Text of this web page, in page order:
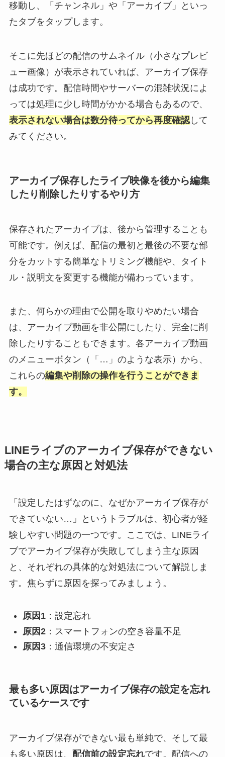
移動し、「チャンネル」や「アーカイブ」といっ
たタブをタップします。
そこに先ほどの配信のサムネイル（小さなプレビ
ュー画像）が表示されていれば、アーカイブ保存
は成功です。配信時間やサーバーの混雑状況によ
っては処理に少し時間がかかる場合もあるので、
表示されない場合は数分待ってから再度確認して
みてください。
アーカイブ保存したライブ映像を後から編集
したり削除したりするやり方
保存されたアーカイブは、後から管理することも
可能です。例えば、配信の最初と最後の不要な部
分をカットする簡単なトリミング機能や、タイト
ル・説明文を変更する機能が備わっています。
また、何らかの理由で公開を取りやめたい場合
は、アーカイブ動画を非公開にしたり、完全に削
除したりすることもできます。各アーカイブ動画
のメニューボタン（「…」のような表示）から、
これらの編集や削除の操作を行うことができま
す。
LINEライブのアーカイブ保存ができない
場合の主な原因と対処法
「設定したはずなのに、なぜかアーカイブ保存が
できていない…」というトラブルは、初心者が経
験しやすい問題の一つです。ここでは、LINEライ
ブでアーカイブ保存が失敗してしまう主な原因
と、それぞれの具体的な対処法について解説しま
す。焦らずに原因を探ってみましょう。
原因1：設定忘れ
原因2：スマートフォンの空き容量不足
原因3：通信環境の不安定さ
最も多い原因はアーカイブ保存の設定を忘れ
ているケースです
アーカイブ保存ができない最も単純で、そして最
も多い原因は、 配信前の設定忘れです。配信への